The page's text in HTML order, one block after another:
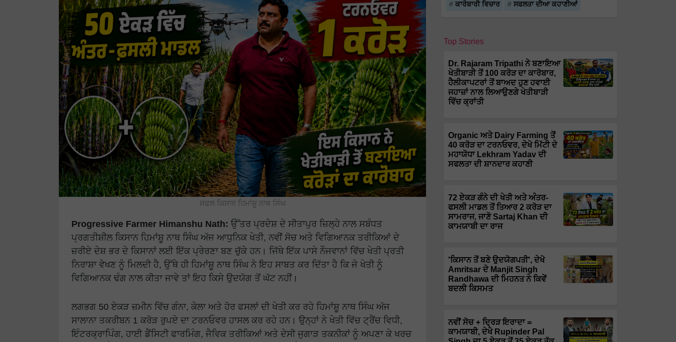
ਸਫਲ ਕਿਸਾਨ ਹਿਮਾਂਸ਼ੂ ਨਾਥ ਸਿੰਘ
Progressive Farmer Himanshu Nath: ਉੱਤਰ ਪ੍ਰਦੇਸ਼ ਦੇ ਸੀਤਾਪੁਰ ਜ਼ਿਲ੍ਹੇ ਨਾਲ ਸਬੰਧਤ
ਪ੍ਰਗਤੀਸ਼ੀਲ ਕਿਸਾਨ ਹਿਮਾਂਸ਼ੂ ਨਾਥ ਸਿੰਘ ਅੱਜ ਆਧੁਨਿਕ ਖੇਤੀ, ਨਵੀਂ ਸੋਚ ਅਤੇ ਵਿਗਿਆਨਕ ਤਰੀਕਿਆਂ ਦੇ
ਜ਼ਰੀਏ ਦੇਸ਼ ਭਰ ਦੇ ਕਿਸਾਨਾਂ ਲਈ ਇੱਕ ਪ੍ਰੇਰਣਾ ਬਣ ਚੁੱਕੇ ਹਨ। ਜਿੱਥੇ ਇੱਕ ਪਾਸੇ ਨੌਜਵਾਨਾਂ ਵਿੱਚ ਖੇਤੀ ਪ੍ਰਤੀ
ਨਿਰਾਸ਼ਾ ਵੇਖਣ ਨੂੰ ਮਿਲਦੀ ਹੈ, ਉੱਥੇ ਹੀ ਹਿਮਾਂਸ਼ੂ ਨਾਥ ਸਿੰਘ ਨੇ ਇਹ ਸਾਬਤ ਕਰ ਦਿੱਤਾ ਹੈ ਕਿ ਜੇ ਖੇਤੀ ਨੂੰ
ਵਿਗਿਆਨਕ ਢੰਗ ਨਾਲ ਕੀਤਾ ਜਾਵੇ ਤਾਂ ਇਹ ਕਿਸੇ ਉਦਯੋਗ ਤੋਂ ਘੱਟ ਨਹੀਂ।
ਲਗਭਗ 50 ਏਕੜ ਜ਼ਮੀਨ ਵਿੱਚ ਗੰਨਾ, ਕੇਲਾ ਅਤੇ ਹੋਰ ਫਸਲਾਂ ਦੀ ਖੇਤੀ ਕਰ ਰਹੇ ਹਿਮਾਂਸ਼ੂ ਨਾਥ ਸਿੰਘ ਅੱਜ
ਸਾਲਾਨਾ ਤਕਰੀਬਨ 1 ਕਰੋੜ ਰੁਪਏ ਦਾ ਟਰਨਓਵਰ ਹਾਸਲ ਕਰ ਰਹੇ ਹਨ। ਉਨ੍ਹਾਂ ਨੇ ਖੇਤੀ ਵਿੱਚ ਟ੍ਰੈਂਚ ਵਿਧੀ,
ਇੰਟਰਕ੍ਰਾਪਿੰਗ, ਹਾਈ ਡੈਂਸਿਟੀ ਫਾਰਮਿੰਗ, ਜੈਵਿਕ ਤਰੀਕਿਆਂ ਅਤੇ ਦੇਸੀ ਜੁਗਾੜ ਤਕਨੀਕਾਂ ਨੂੰ ਅਪਣਾ ਕੇ ਖਰਚ
ਕਾਰੋਬਾਰੀ ਵਿਚਾਰ ਸਫਲਤਾ ਦੀਆ ਕਹਾਣੀਆਂ
Top Stories
Dr. Rajaram Tripathi ਨੇ ਬਣਾਇਆ
ਖੇਤੀਬਾੜੀ ਤੋਂ 100 ਕਰੋੜ ਦਾ ਕਾਰੋਬਾਰ,
ਹੈਲੀਕਾਪਟਰਾਂ ਤੋਂ ਬਾਅਦ ਹੁਣ ਹਵਾਈ
ਜਹਾਜ਼ਾਂ ਨਾਲ ਲਿਆਉਣਗੇ ਖੇਤੀਬਾੜੀ
ਵਿੱਚ ਕ੍ਰਾਂਤੀ
Organic ਅਤੇ Dairy Farming ਤੋਂ
40 ਕਰੋੜ ਦਾ ਟਰਨਓਵਰ, ਦੇਖੋ ਮਿੱਟੀ ਦੇ
ਮਹਾਯੋਧਾ Lekhram Yadav ਦੀ
ਸਫਲਤਾ ਦੀ ਸ਼ਾਨਦਾਰ ਕਹਾਣੀ
72 ਏਕੜ ਗੰਨੇ ਦੀ ਖੇਤੀ ਅਤੇ ਅੰਤਰ-
ਫਸਲੀ ਮਾਡਲ ਤੋਂ ਤਿਆਰ 2 ਕਰੋੜ ਦਾ
ਸਾਮਰਾਜ, ਜਾਣੋ Sartaj Khan ਦੀ
ਕਾਮਯਾਬੀ ਦਾ ਰਾਜ
'ਕਿਸਾਨ ਤੋਂ ਬਣੇ ਉਦਯੋਗਪਤੀ', ਦੇਖੋ
Amritsar ਦੇ Manjit Singh
Randhawa ਦੀ ਮਿਹਨਤ ਨੇ ਕਿਵੇਂ
ਬਦਲੀ ਕਿਸਮਤ
ਨਵੀਂ ਸੋਚ + ਦ੍ਰਿੜ ਇਰਾਦਾ =
ਕਾਮਯਾਬੀ, ਦੇਖੋ Rupinder Pal